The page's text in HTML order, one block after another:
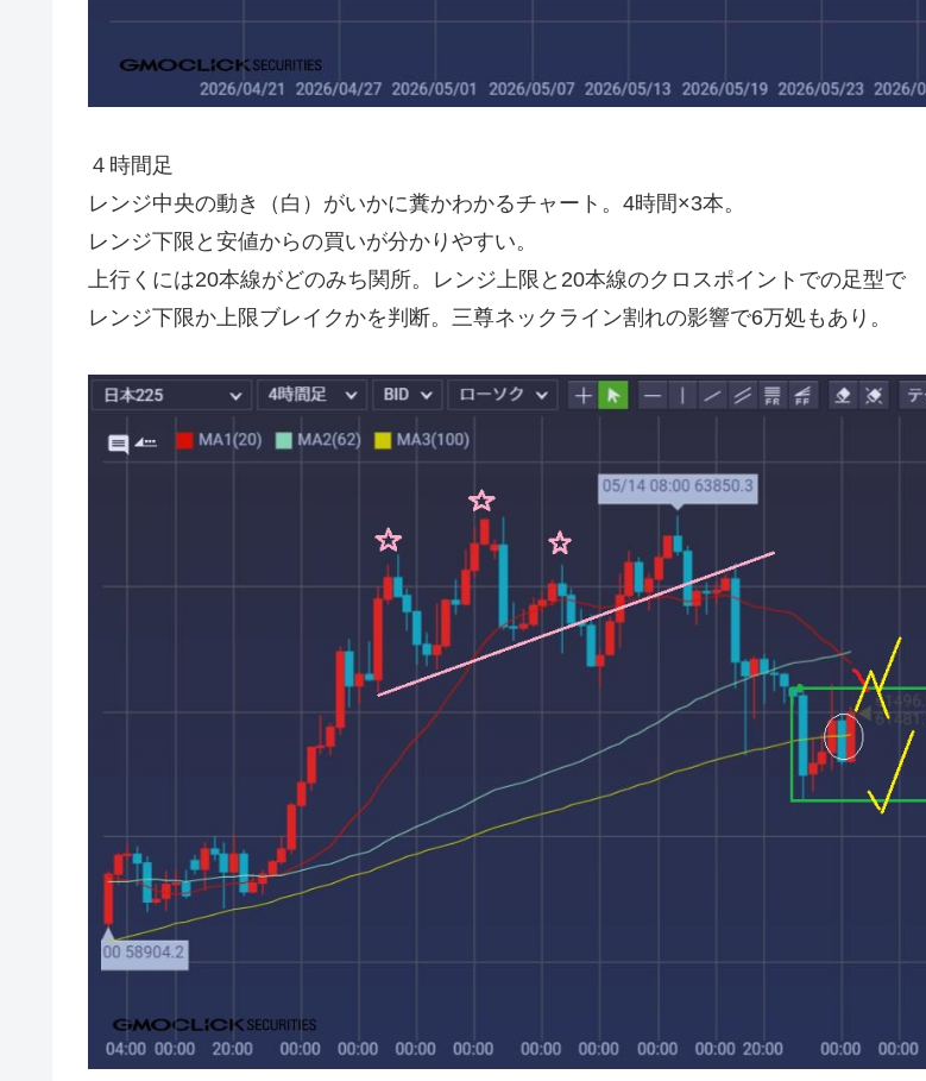
４時間足
レンジ中央の動き（白）がいかに糞かわかるチャート。4時間×3本。
レンジ下限と安値からの買いが分かりやすい。
上行くには20本線がどのみち関所。レンジ上限と20本線のクロスポイントでの足型で
レンジ下限か上限ブレイクかを判断。三尊ネックライン割れの影響で6万処もあり。